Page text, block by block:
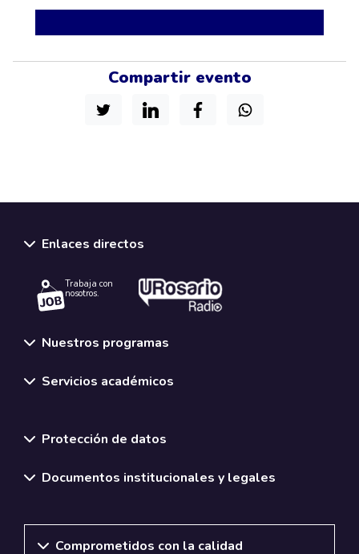
Compartir evento
Enlaces directos
Trabaja con
nosotros.
Nuestros programas
Servicios académicos
Protección de datos
Documentos institucionales y legales
Comprometidos con la calidad